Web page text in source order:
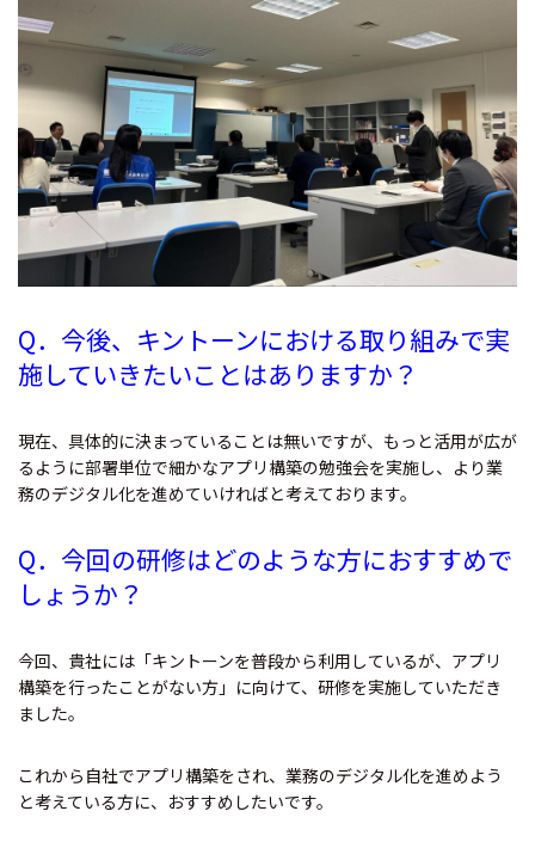
Q． 今後、キントーンにおける取り組みで実
施していきたいことはありますか？
現在、具体的に決まっていることは無いですが、もっと活用が広が
るように部署単位で細かなアプリ構築の勉強会を実施し、より業
務のデジタル化を進めていければと考えております。
Q． 今回の研修はどのような方におすすめで
しょうか？
今回、貴社には「キントーンを普段から利用しているが、アプリ
構築を行ったことがない方」に向けて、研修を実施していただき
ました。
これから自社でアプリ構築をされ、業務のデジタル化を進めよう
と考えている方に、おすすめしたいです。